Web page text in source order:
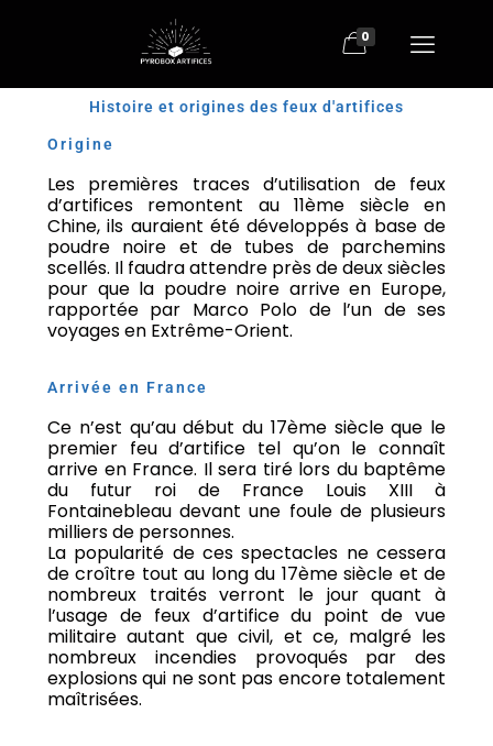
0
Histoire et origines des feux d'artifices
Origine
Les premières traces d’utilisation de feux
d’artifices remontent au 11ème siècle en
Chine, ils auraient été développés à base de
poudre noire et de tubes de parchemins
scellés. Il faudra attendre près de deux siècles
pour que la poudre noire arrive en Europe,
rapportée par Marco Polo de l’un de ses
voyages en Extrême-Orient.
Arrivée en France
Ce n’est qu’au début du 17ème siècle que le
premier feu d’artifice tel qu’on le connaît
arrive en France. Il sera tiré lors du baptême
du futur roi de France Louis XIII à
Fontainebleau devant une foule de plusieurs
milliers de personnes.
La popularité de ces spectacles ne cessera
de croître tout au long du 17ème siècle et de
nombreux traités verront le jour quant à
l’usage de feux d’artifice du point de vue
militaire autant que civil, et ce, malgré les
nombreux incendies provoqués par des
explosions qui ne sont pas encore totalement
maîtrisées.